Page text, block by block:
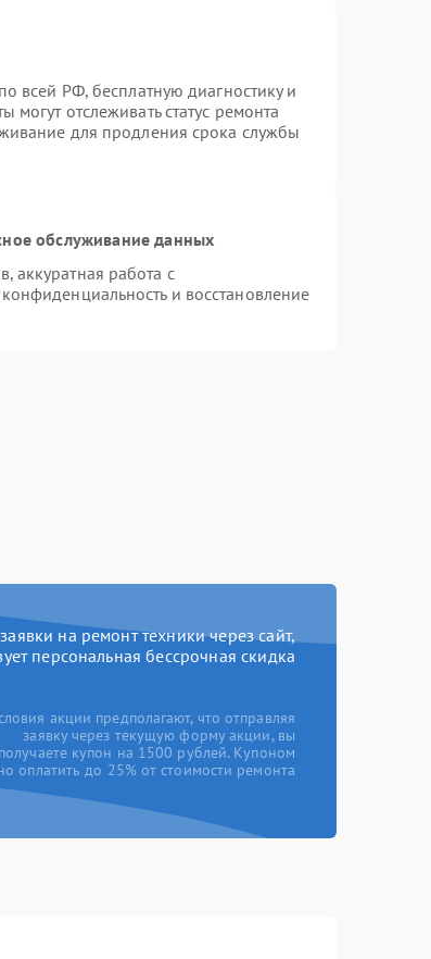
всей РФ, бесплатную диагностику и
отслеживать статус ремонта
для продления срока службы
обслуживание данных
аккуратная работа с
и восстановление
на ремонт техники через сайт,
персональная бессрочная скидка
акции предполагают, что отправляя
заявку через текущую форму акции, вы
получаете купон на 1500 рублей. Купоном
оплатить до 25% от стоимости ремонта